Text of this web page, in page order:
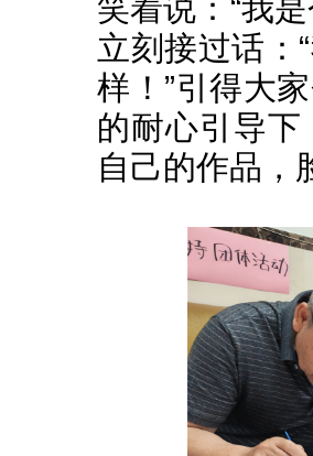
笑着说：“我
立刻接过话：
样！”引得大
的耐心引导
自己的作品，